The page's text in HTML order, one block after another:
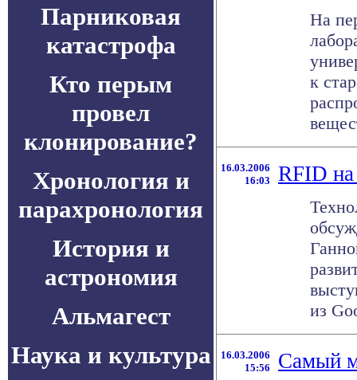
Парниковая
катастрофа
Кто перым
провел
клонирование?
Хронология и
парахронология
История и
астрономия
Альмагест
Наука и культура
На
к
16.03.2006
16:03
RFID
из
16.03.2006
15:56
Самый